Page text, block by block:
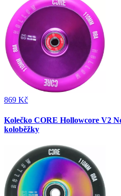
869 Kč
Kolečko CORE Hollowcore V2
koloběžky